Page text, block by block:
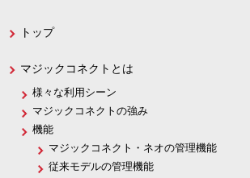
トップ
マジックコネクトとは
様々な利用シーン
マジックコネクトの強み
機能
マジックコネクト・ネオの管理機能
従来モデルの管理機能